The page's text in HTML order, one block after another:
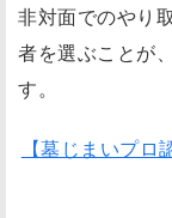
非対面でのやり
者を選ぶことが
す。
【墓じまいプ